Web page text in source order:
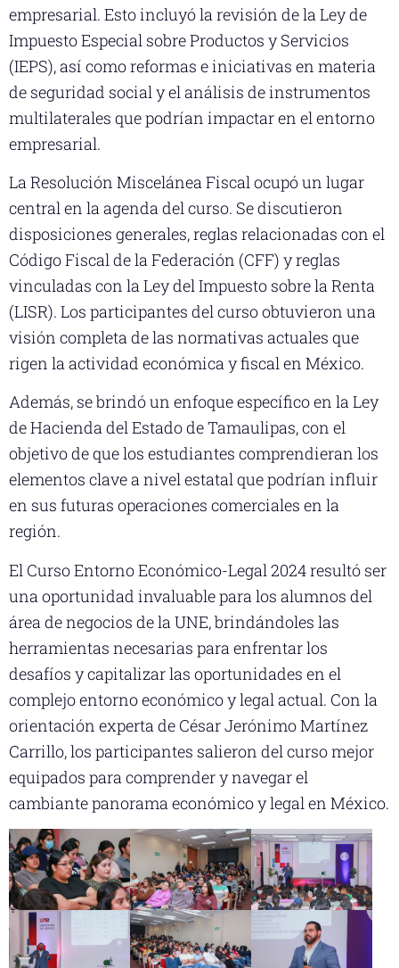
empresarial. Esto incluyó la revisión de la Ley de
Impuesto Especial sobre Productos y Servicios
(IEPS), así como reformas e iniciativas en materia
de seguridad social y el análisis de instrumentos
multilaterales que podrían impactar en el entorno
empresarial.
La Resolución Miscelánea Fiscal ocupó un lugar
central en la agenda del curso. Se discutieron
disposiciones generales, reglas relacionadas con el
Código Fiscal de la Federación (CFF) y reglas
vinculadas con la Ley del Impuesto sobre la Renta
(LISR). Los participantes del curso obtuvieron una
visión completa de las normativas actuales que
rigen la actividad económica y fiscal en México.
Además, se brindó un enfoque específico en la Ley
de Hacienda del Estado de Tamaulipas, con el
objetivo de que los estudiantes comprendieran los
elementos clave a nivel estatal que podrían influir
en sus futuras operaciones comerciales en la
región.
El Curso Entorno Económico-Legal 2024 resultó ser
una oportunidad invaluable para los alumnos del
área de negocios de la UNE, brindándoles las
herramientas necesarias para enfrentar los
desafíos y capitalizar las oportunidades en el
complejo entorno económico y legal actual. Con la
orientación experta de César Jerónimo Martínez
Carrillo, los participantes salieron del curso mejor
equipados para comprender y navegar el
cambiante panorama económico y legal en México.